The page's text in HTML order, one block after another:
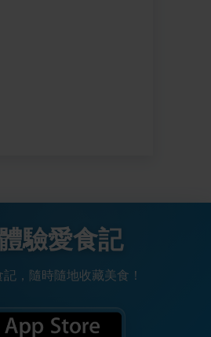
驗愛食記
，隨時隨地收藏美食！